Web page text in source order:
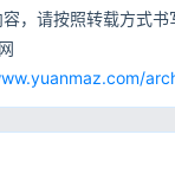
，请按照转载方式书